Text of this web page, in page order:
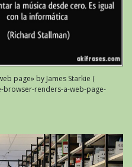
page» by James Starkie (
renders-a-web-page-